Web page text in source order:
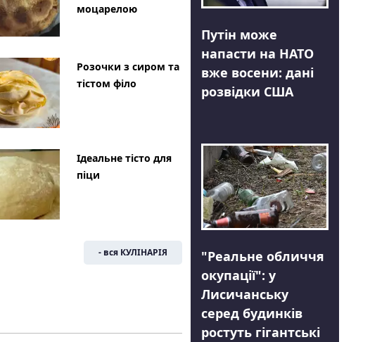
моцарелою
Розочки з сиром та
тістом філо
Ідеальне тісто для
піци
- вся КУЛІНАРІЯ
Путін може
напасти на НАТО
вже восени: дані
розвідки США
"Реальне обличчя
окупації": у
Лисичанську
серед будинків
ростуть гігантські